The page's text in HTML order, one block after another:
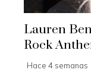
Lauren
Rock
Hace 4 semanas